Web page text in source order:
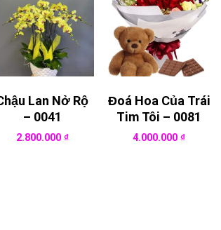
Lan Nở Rộ
– 0041
2.800.000 ₫
Đoá Hoa Của Trái
Tim Tôi – 0081
4.000.000₫